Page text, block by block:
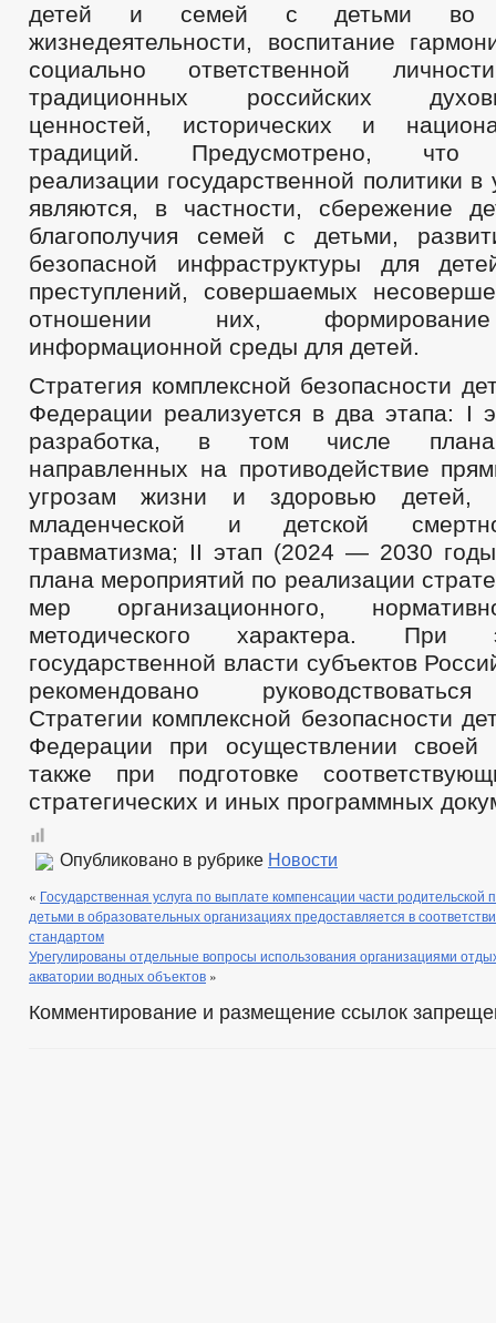
детей и семей с детьми во
жизнедеятельности, воспитание
социально ответственной
традиционных российских
ценностей, исторических и
традиций. Предусмотрено, что
реализации государственной политики
являются, в частности, сбережение
благополучия семей с детьми,
безопасной инфраструктуры для
преступлений, совершаемых
отношении них,
информационной среды для детей.
Стратегия комплексной безопасности
Федерации реализуется в два этапа: I
разработка, в том числе плана
направленных на противодействие
угрозам жизни и здоровью детей,
младенческой и детской
травматизма; II этап (2024 — 2030
плана мероприятий по реализации
мер организационного,
методического характера. При
государственной власти субъектов
рекомендовано
Стратегии комплексной безопасности
Федерации при осуществлении своей
также при подготовке
стратегических и иных программных
Опубликовано в рубрике Новости
« Государственная услуга по выплате компенсации части родительской
детьми в образовательных организациях предоставляется в
стандартом
Урегулированы отдельные вопросы использования организациями
акватории водных объектов »
Комментирование и размещение ссылок